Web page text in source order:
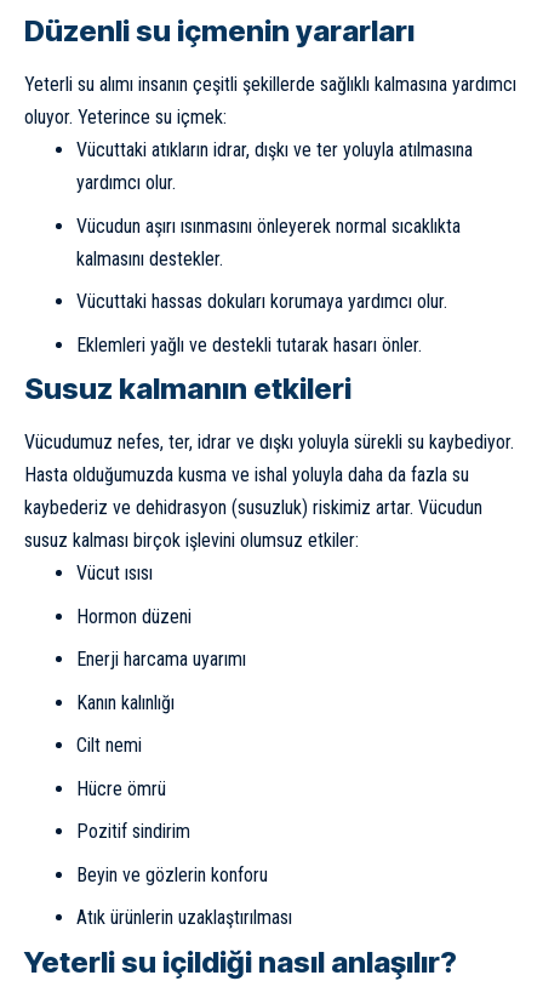
Düzenli su içmenin yararları
Yeterli su alımı insanın çeşitli şekillerde sağlıklı kalmasına yardımcı
oluyor. Yeterince su içmek:
Vücuttaki atıkların idrar, dışkı ve ter yoluyla atılmasına
yardımcı olur.
Vücudun aşırı ısınmasını önleyerek normal sıcaklıkta
kalmasını destekler.
Vücuttaki hassas dokuları korumaya yardımcı olur.
Eklemleri yağlı ve destekli tutarak hasarı önler.
Susuz kalmanın etkileri
Vücudumuz nefes, ter, idrar ve dışkı yoluyla sürekli su kaybediyor.
Hasta olduğumuzda kusma ve ishal yoluyla daha da fazla su
kaybederiz ve dehidrasyon (susuzluk) riskimiz artar. Vücudun
susuz kalması birçok işlevini olumsuz etkiler:
Vücut ısısı
Hormon düzeni
Enerji harcama uyarımı
Kanın kalınlığı
Cilt nemi
Hücre ömrü
Pozitif sindirim
Beyin ve gözlerin konforu
Atık ürünlerin uzaklaştırılması
Yeterli su içildiği nasıl anlaşılır?